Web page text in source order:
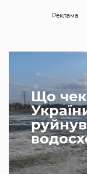
Що
Реклама